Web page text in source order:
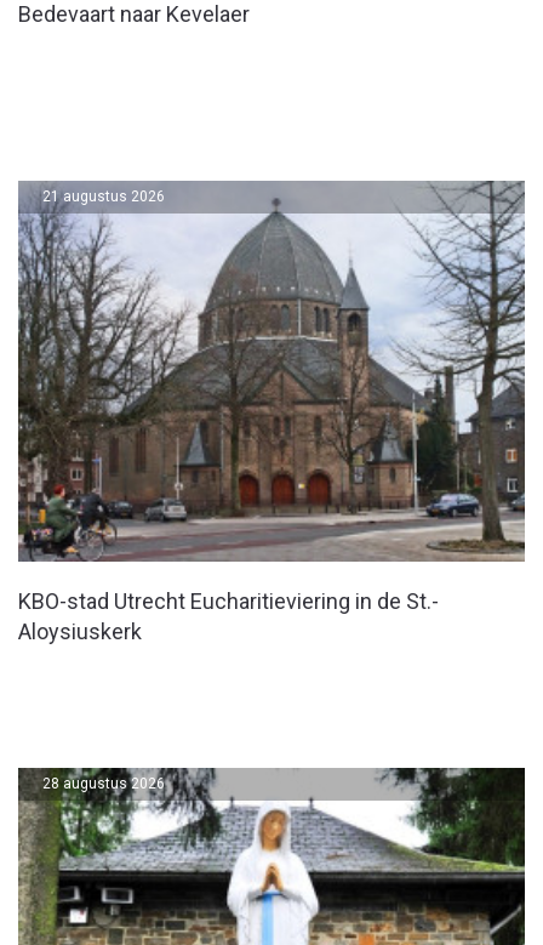
Bedevaart naar Kevelaer
KBO-stad Utrecht Eucharitieviering in de St.-
Aloysiuskerk
21 augustus 2026
28 augustus 2026